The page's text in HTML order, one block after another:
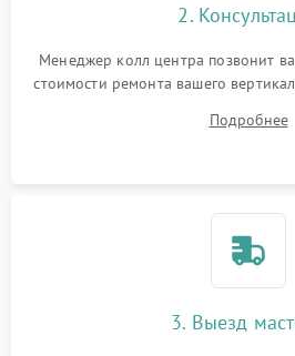
2.
Менеджер колл центра позвонит
стоимости ремонта вашего
Подробнее
3. Выезд